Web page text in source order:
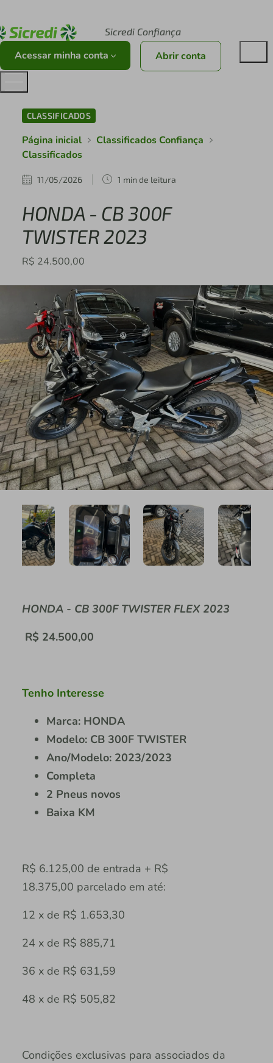
Sicredi Confiança
Acessar minha conta Abrir conta
CLASSIFICADOS
Página inicial
Classificados Confiança
Classificados
11/05/2026 1 min de leitura
HONDA - CB 300F
TWISTER 2023
R$ 24.500,00
HONDA - CB 300F TWISTER FLEX 2023
R$ 24.500,00
Tenho Interesse
Marca: HONDA
Modelo: CB 300F TWISTER
Ano/Modelo: 2023/2023
Completa
2 Pneus novos
Baixa KM
R$ 6.125,00 de entrada + R$
18.375,00 parcelado em até:
12 x de R$ 1.653,30
24 x de R$ 885,71
36 x de R$ 631,59
48 x de R$ 505,82
Condições exclusivas para associados da